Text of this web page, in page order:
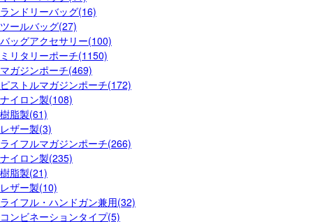
ランドリーバッグ(16)
ツールバッグ(27)
バッグアクセサリー(100)
ミリタリーポーチ(1150)
マガジンポーチ(469)
ピストルマガジンポーチ(172)
ナイロン製(108)
樹脂製(61)
レザー製(3)
ライフルマガジンポーチ(266)
ナイロン製(235)
樹脂製(21)
レザー製(10)
ライフル・ハンドガン兼用(32)
コンビネーションタイプ(5)